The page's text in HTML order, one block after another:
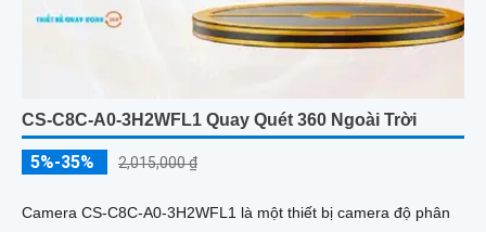
CS-C8C-A0-3H2WFL1 Quay Quét 360 Ngoài Trời
5%-35% 2,015,000 ₫
Camera CS-C8C-A0-3H2WFL1 là một thiết bị camera độ phân